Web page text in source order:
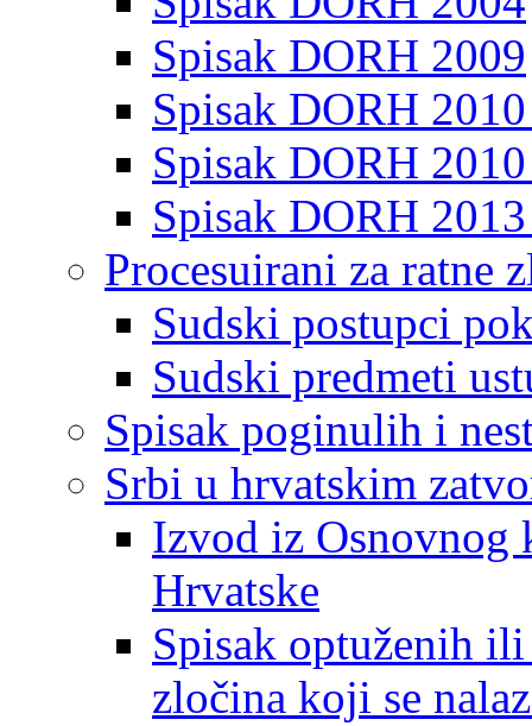
Spisak DORH 2009
Spisak DORH
Spisak DORH
Spisak DORH
Procesuirani za ratne
Sudski postupci
Sudski predmeti
Spisak poginulih i
Srbi u hrvatskim
Izvod iz Osnovnog
Hrvatske
Spisak optuženih
zločina koji se